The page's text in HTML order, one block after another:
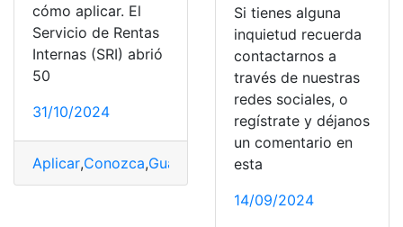
cómo aplicar. El
Servicio de Rentas
Internas (SRI) abrió
50
31/10/2024
Aplicar,Conozca,Guayaquil Quito,SRI
Si tienes alguna
inquietud recuerda
contactarnos a
través de nuestras
redes sociales, o
regístrate y déjanos
un comentario en
esta
14/09/2024